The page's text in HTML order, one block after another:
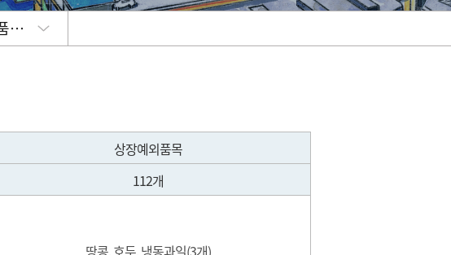
수협구리공판장
강북수산(주)
중도매법인
윤리경영 자가진단
부적격품 조치요령
친환경농산물 거래실적
부적합농산물
민원처리공개방
…
상장예외품목
112개
땅콩, 호두, 냉동과일(3개)